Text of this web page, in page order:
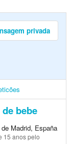
privada
bebe
Madrid, España
15 anospelo